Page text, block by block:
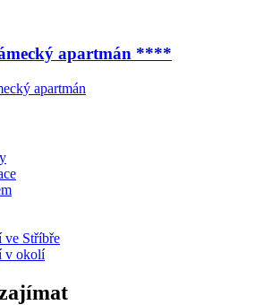
apartmán ****
ve Stříbře
v okolí